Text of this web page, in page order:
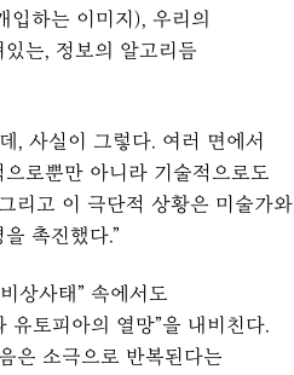
입하는 이미지), 우리의
는, 정보의 알고리듬
, 사실이 그렇다. 여러 면에서
로뿐만 아니라 기술적으로도
리고 이 극단적 상황은 미술가와
촉진했다.”
상사태” 속에서도
유토피아의 열망”을 내비친다.
은 소극으로 반복된다는